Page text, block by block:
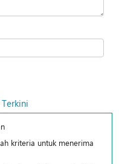
Terkini
kriteria untuk menerima